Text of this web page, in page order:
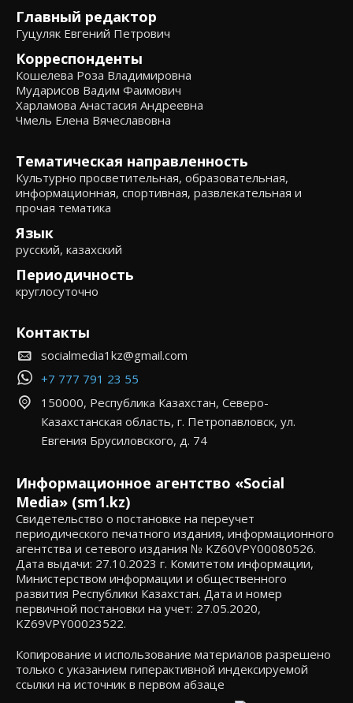
Главный редактор
Гуцуляк Евгений Петрович
Корреспонденты
Кошелева Роза Владимировна
Мударисов Вадим Фаимович
Харламова Анастасия Андреевна
Чмель Елена Вячеславовна
Тематическая направленность
Культурно просветительная, образовательная,
информационная, спортивная, развлекательная и
прочая тематика
Язык
русский, казахский
Периодичность
круглосуточно
Контакты
socialmedia1kz@gmail.com
+7 777 791 23 55
150000, Республика Казахстан, Северо-
Казахстанская область, г. Петропавловск, ул.
Евгения Брусиловского, д. 74
Информационное агентство «Social
Media» (sm1.kz)
Свидетельство о постановке на переучет
периодического печатного издания, информационного
агентства и сетевого издания № KZ60VPY00080526.
Дата выдачи: 27.10.2023 г. Комитетом информации,
Министерством информации и общественного
развития Республики Казахстан. Дата и номер
первичной постановки на учет: 27.05.2020,
KZ69VPY00023522.
Копирование и использование материалов разрешено
только с указанием гиперактивной индексируемой
ссылки на источник в первом абзаце